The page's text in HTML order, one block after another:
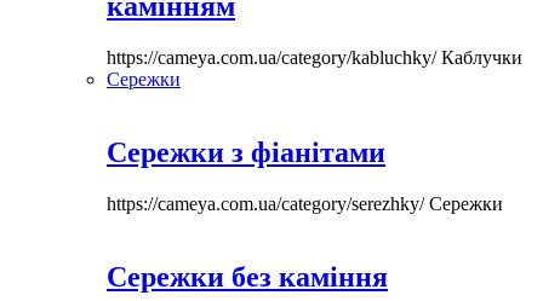
камінням
https://cameya.com.ua/category/kabluchky/Каблучки
Сережки
Сережки з фіанітами
https://cameya.com.ua/category/serezhky/Сережки
Сережки без каміння